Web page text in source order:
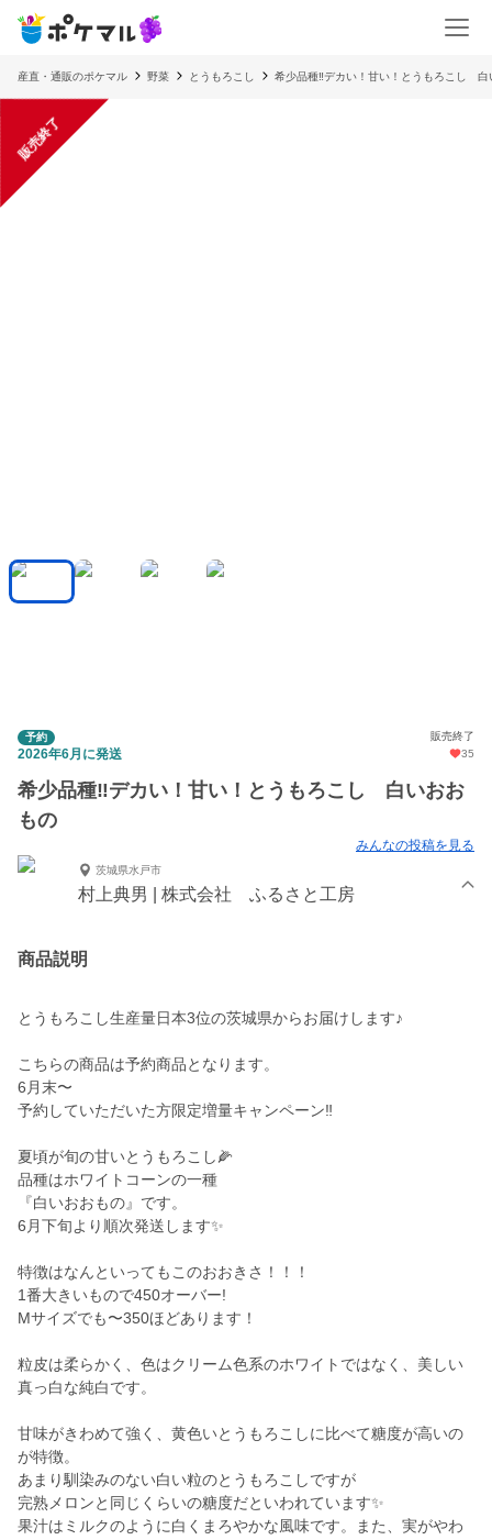
産直・通販のポケマル 野菜 とうもろこし 希少品種‼️デカい！甘い！とうもろこし 白
販売終了
予約 販売終了
2026年6月に発送 35
希少品種‼️デカい！甘い！とうもろこし 白いおお
もの
みんなの投稿を見る
茨城県水戸市
村上典男 | 株式会社 ふるさと工房
商品説明
とうもろこし生産量日本3位の茨城県からお届けします♪
こちらの商品は予約商品となります。
6月末〜
予約していただいた方限定増量キャンペーン‼️
夏頃が旬の甘いとうもろこし🌽
品種はホワイトコーンの一種
『白いおおもの』です。
6月下旬より順次発送します✨
特徴はなんといってもこのおおきさ！！！
1番大きいもので450オーバー!
Mサイズでも〜350ほどあります！
粒皮は柔らかく、色はクリーム色系のホワイトではなく、美しい
真っ白な純白です。
甘味がきわめて強く、黄色いとうもろこしに比べて糖度が高いの
が特徴。
あまり馴染みのない白い粒のとうもろこしですが
完熟メロンと同じくらいの糖度だといわれています✨
果汁はミルクのように白くまろやかな風味です。また、実がやわ